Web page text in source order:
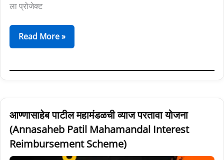
ला प्रोजेक्ट
Read More »
आण्णासाहेब पाटील महामंडळची व्याज परतावा योजना
(Annasaheb Patil Mahamandal Interest
Reimbursement Scheme)
आण्णासाहेब
पाटील
महामंडळची
व्याज